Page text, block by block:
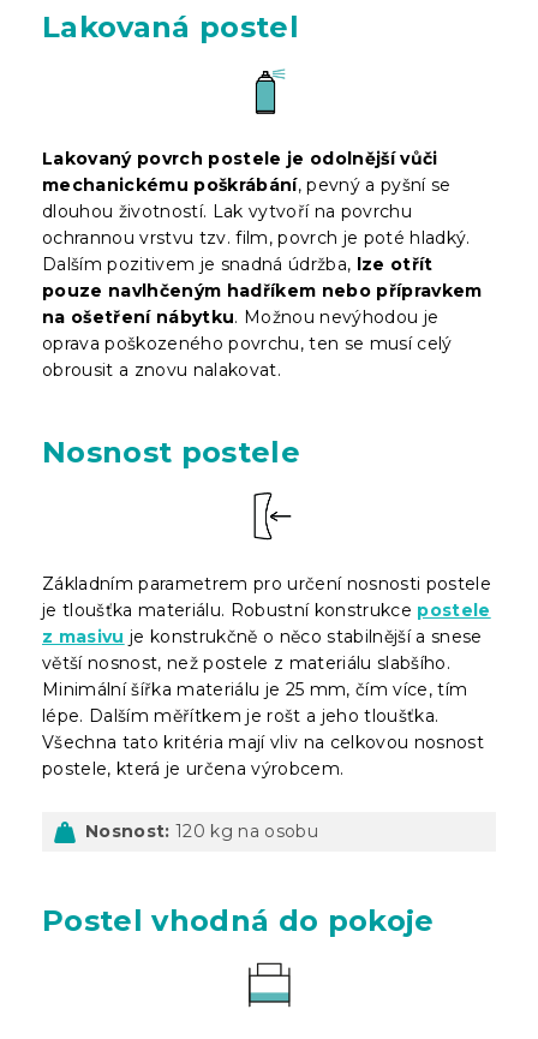
Lakovaná postel
Lakovaný povrch postele je odolnější vůči
mechanickému poškrábání, pevný a pyšní se
dlouhou životností. Lak vytvoří na povrchu
ochrannou vrstvu tzv. film, povrch je poté hladký.
Dalším pozitivem je snadná údržba, lze otřít
pouze navlhčeným hadříkem nebo přípravkem
na ošetření nábytku. Možnou nevýhodou je
oprava poškozeného povrchu, ten se musí celý
obrousit a znovu nalakovat.
Nosnost postele
Základním parametrem pro určení nosnosti postele
je tloušťka materiálu. Robustní konstrukce postele
z masivu je konstrukčně o něco stabilnější a snese
větší nosnost, než postele z materiálu slabšího.
Minimální šířka materiálu je 25 mm, čím více, tím
lépe. Dalším měřítkem je rošt a jeho tloušťka.
Všechna tato kritéria mají vliv na celkovou nosnost
postele, která je určena výrobcem.
Nosnost: 120 kg na osobu
Postel vhodná do pokoje